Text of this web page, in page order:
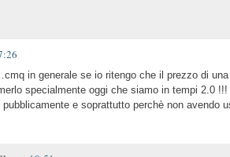
in generale se io ritengo che il prezzo di una
specialmente oggi che siamo in tempi 2.0 !!!
e soprattutto perchè non avendo